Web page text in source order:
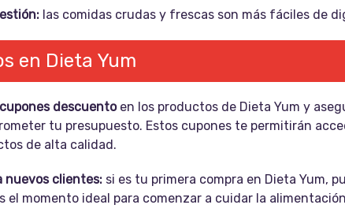
las comidas crudas y frescas son más fáciles de
en Dieta Yum
cupones descuentoen los productos de Dieta Yum y
tu presupuesto. Estos cupones te permitirán
de alta calidad.
nuevos clientes: si es tu primera compra en Dieta Yum,
el momento ideal para comenzar a cuidar la